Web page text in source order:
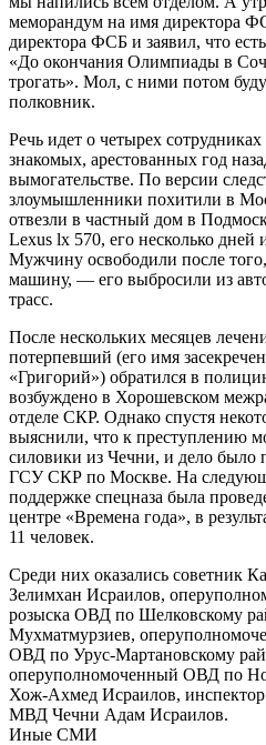
меморандум на имя директора
директора ФСБ и заявил, что
«До окончания Олимпиады в
трогать». Мол, с ними потом
полковник.
Речь идет о четырех
знакомых, арестованных год
вымогательстве. По версии
злоумышленники похитили в
отвезли в частный дом в
Lexus lx 570, его несколько дней
Мужчину освободили после
машину, — его выбросили из
трасс.
После нескольких месяцев
потерпевший (его имя
«Григорий») обратился в
возбуждено в Хорошевском
отделе СКР. Однако спустя
выяснили, что к преступлению
силовики из Чечни, и дело было
ГСУ СКР по Москве. На
поддержке спецназа была
центре «Времена года», в
11 человек.
Среди них оказались советник
Зелимхан Исраилов,
розыска ОВД по Шелковскому
Мухматмурзиев,
ОВД по Урус-Мартановскому
оперуполномоченный ОВД по
Хож-Ахмед Исраилов,
МВД Чечни Адам Исраилов.
Иные СМИ